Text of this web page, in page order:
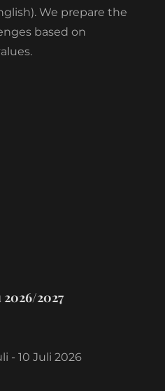
We prepare the
based on
2027
- 10 Juli 2026